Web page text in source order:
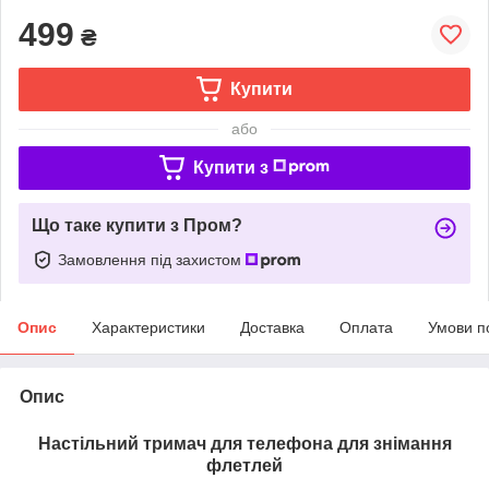
499 ₴
Купити
або
Купити з
Що таке купити з Пром?
Замовлення під захистом
Опис Характеристики Доставка Оплата Умови
Опис
Настільний тримач для телефона для знімання
флетлей